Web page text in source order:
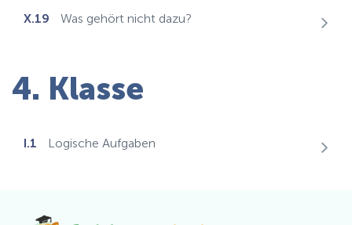
X.19 Was gehört nicht dazu?
4. Klasse
I.1 Logische Aufgaben